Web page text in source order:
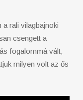
a rali vilagbajnoki
csengett a
fogalommá vált,
milyen volt az ős